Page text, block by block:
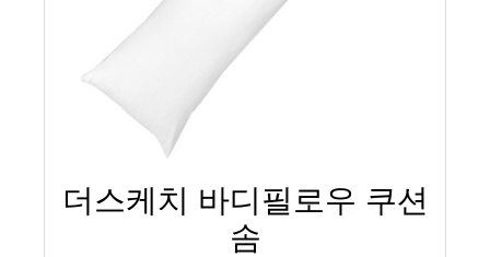
더스케치 바디필로우 쿠션
솜